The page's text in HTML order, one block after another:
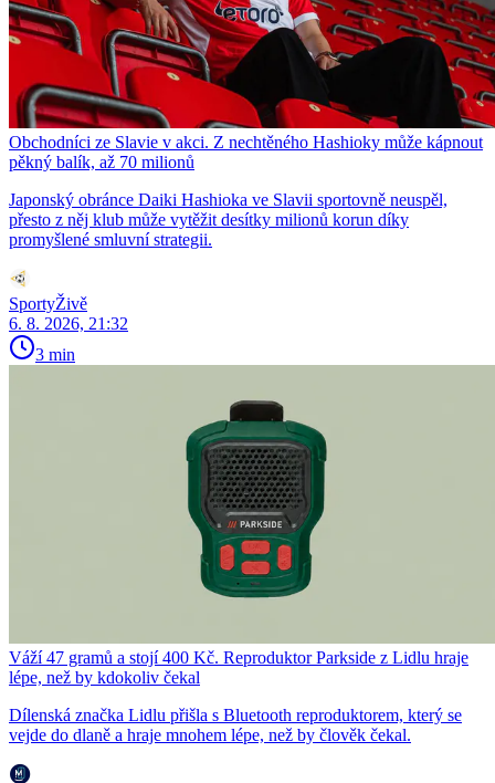
Obchodníci ze Slavie v akci. Z nechtěného Hashioky může kápnout
pěkný balík, až 70 milionů
Japonský obránce Daiki Hashioka ve Slavii sportovně neuspěl,
přesto z něj klub může vytěžit desítky milionů korun díky
promyšlené smluvní strategii.
SportyŽivě
6. 8. 2026, 21:32
3 min
Váží 47 gramů a stojí 400 Kč. Reproduktor Parkside z Lidlu hraje
lépe, než by kdokoliv čekal
Dílenská značka Lidlu přišla s Bluetooth reproduktorem, který se
vejde do dlaně a hraje mnohem lépe, než by člověk čekal.